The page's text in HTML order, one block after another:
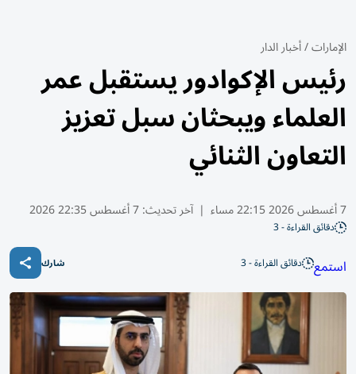
الإمارات/أخبار الدار
رئيس الإكوادور يستقبل عمر
العلماء ويبحثان سبل تعزيز
التعاون الثنائي
7 أغسطس 2026 22:15 مساء | آخر تحديث:7 أغسطس 22:35 2026
دقائق القراءة - 3
استمع دقائق القراءة - 3 شارك